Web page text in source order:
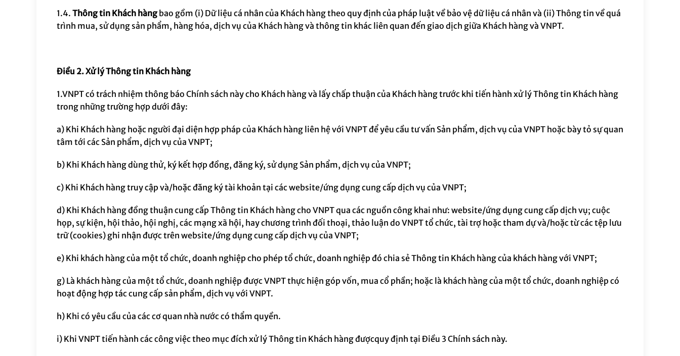
1.4. Thông tin Khách hàng bao gồm (i) Dữ liệu cá nhân của Khách hàng theo quy định của pháp luật về bảo vệ dữ liệu cá nhân và (ii) Thông tin về quá
trình mua, sử dụng sản phẩm, hàng hóa, dịch vụ của Khách hàng và thông tin khác liên quan đến giao dịch giữa Khách hàng và VNPT.
Điều 2.Xử lý Thông tin Khách hàng
1.VNPTcó trách nhiệm thông báo Chính sách này cho Khách hàng và lấy chấp thuận của Khách hàng trước khi tiến hành xử lýThông tin Khách hàng
trong những trường hợp dưới đây:
a) Khi Khách hàng hoặc người đại diện hợp pháp của Khách hàng liên hệ với VNPTđể yêu cầu tư vấn Sản phẩm, dịch vụ của VNPT hoặc bày tỏ sự quan
tâm tới các Sản phẩm, dịch vụ của VNPT;
b) Khi Khách hàng dùng thử, ký kết hợp đồng, đăng ký, sử dụng Sản phẩm, dịch vụ của VNPT;
c) K hi Khách hàng truy cập và/hoặc đăng ký tài khoản tại các website/ứng dụng cung cấp dịch vụ của VNPT;
d) Khi Khách hàng đồng thuận cung cấp Thông tin Khách hàng cho VNPT qua các nguồn công khai như: website/ứng dụng cung cấp dịch vụ; cuộc
họp, sự kiện, hội thảo, hội nghị, các mạng xã hội, hay chương trình đối thoại, thảo luận do VNPT tổ chức, tài trợ hoặc tham dự và/hoặc từ các tệp lưu
trữ (cookies) ghi nhận được trên website/ứng dụng cung cấp dịch vụ của VNPT;
e) Khi khách hàng của một tổ chức, doanh nghiệp cho phép tổ chức, doanh nghiệp đó chia sẻ Thông tin Khách hàng của khách hàng với VNPT;
g) Là khách hàng của một tổ chức, doanh nghiệp được VNPT thực hiện góp vốn, mua cổ phần; hoặc là khách hàng của một tổ chức, doanh nghiệp có
hoạt động hợp tác cung cấp sản phẩm, dịch vụ với VNPT.
h) Khi có yêu cầu của các cơ quan nhà nước có thẩm quyền.
i) Khi VNPT tiến hành các công việc theo mục đích xử lý Thông tin Khách hàngđượcquy định tại Điều 3 Chính sách này.